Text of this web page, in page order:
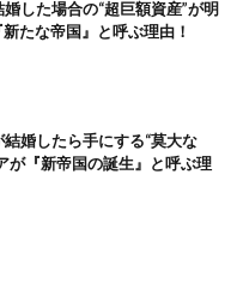
した場合の“超巨額資産”が明
たな帝国』と呼ぶ理由！
結婚したら手にする“莫大な
『新帝国の誕生』と呼ぶ理